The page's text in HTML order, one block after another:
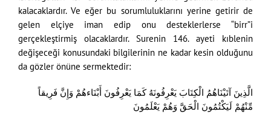
kalacaklardır. Ve eğer bu sorumluluklarını yerine getirir de
gelen elçiye iman edip onu desteklerlerse “birr”i
gerçekleştirmiş olacaklardır. Surenin 146. ayeti kıblenin
değişeceği konusundaki bilgilerinin ne kadar kesin olduğunu
da gözler önüne sermektedir:
الَّذِينَ آتَيْنَاهُمُ الْكِتَابَ يَعْرِفُونَهُ كَمَا يَعْرِفُونَ أَبْنَاءهُمْ وَإِنَّ فَرِيقاً
مِّنْهُمْ لَيَكْتُمُونَ الْحَقَّ وَهُمْ يَعْلَمُونَ